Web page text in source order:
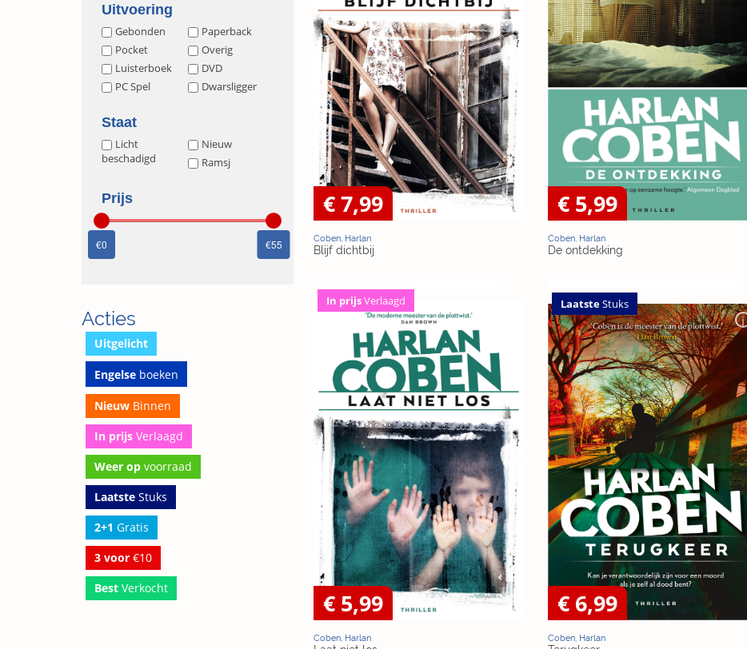
Uitvoering
Gebonden
Paperback
Pocket
Overig
Luisterboek
DVD
PC Spel
Dwarsligger
Staat
Licht
beschadigd
Nieuw
Ramsj
Prijs
0 55
Acties
Uitgelicht
Engelse boeken
Nieuw Binnen
In prijs Verlaagd
Weer op voorraad
Laatste Stuks
2+1 Gratis
3 voor €10
Best Verkocht
€ 7,99
Coben, Harlan
Blijf dichtbij
€ 5,99
Coben, Harlan
De ontdekking
In prijsVerlaagd
€ 5,99
Coben, Harlan
LaatsteStuks
€ 6,99
Coben, Harlan